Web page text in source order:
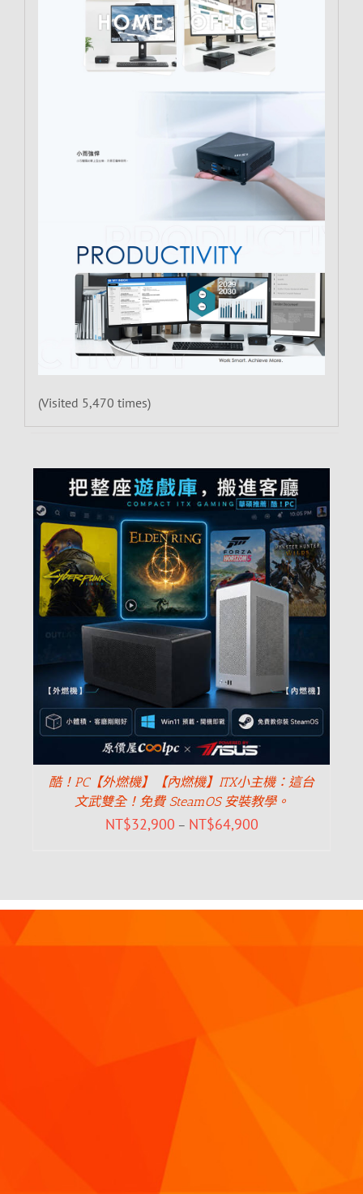
(Visited 5,470 times)
酷！PC【外燃機】【內燃機】ITX小主機：這台
文武雙全！免費 SteamOS 安裝教學。
NT$32,900 – NT$64,900